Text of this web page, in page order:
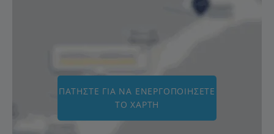
ΠΑΤΉΣΤΕ ΓΙΑ ΝΑ ΕΝΕΡΓΟΠΟΙΉΣΕΤΕ
ΤΟ ΧΆΡΤΗ